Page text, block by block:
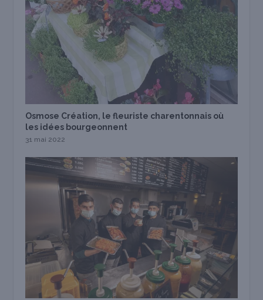
Osmose Création, le fleuriste charentonnais où
les idées bourgeonnent
31 mai 2022